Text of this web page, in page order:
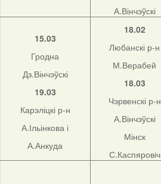
А.Вінчэўскі
15.03
Гродна
Дз.Вінчэўскі
19.03
Карэліцкі р-н
А.Ільінкова і
А.Анкуда
18.02
Любанскі р-н
М.Верабей
18.03
Чэрвенскі р-н
А.Вінчэўскі
Мінск
С.Каспяровіч